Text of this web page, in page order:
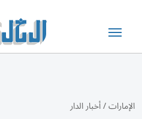
الإمارات/أخبار الدار